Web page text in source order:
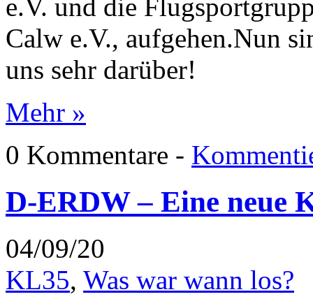
e.V. und die
Calw e.V., aufgehen.Nun
uns sehr darüber!
Mehr »
0 Kommentare -
D-ERDW – Eine neue
04/09/20
KL35, Was war wann los?